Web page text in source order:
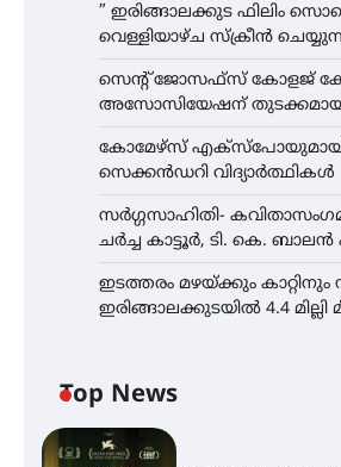
” ഇരിങ്ങാലക്കുട ഫിലിം
വെള്ളിയാഴ്ച സ്‌ക്രീൻ
സെന്റ് ജോസഫ്സ് കോളജ്
അസോസിയേഷന്
കോമേഴ്സ്
സെക്കൻഡറി വിദ്യാർത്ഥികൾ
സർഗ്ഗസാഹിതി-
ചർച്ച കാട്ടൂർ, ടി. കെ.
ഇടത്തരം മഴയ്ക്കും കാറ്റിനും
ഇരിങ്ങാലക്കുടയിൽ 4.4 മില്ലി
Top News